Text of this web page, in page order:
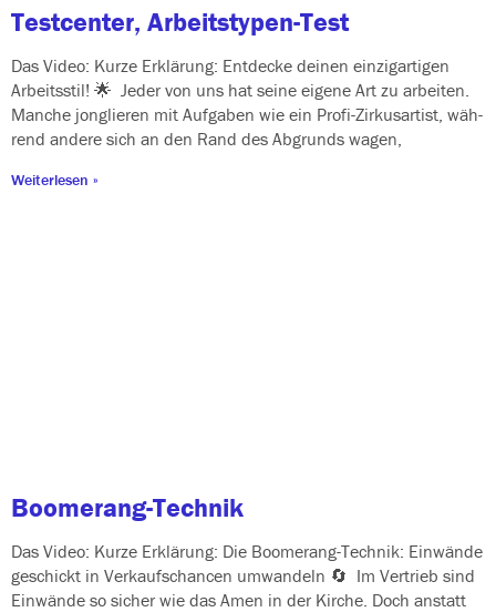
Testcenter, Arbeitstypen-Test
Das Video: Kurze Erklärung: Entdecke dei­nen ein­zig­ar­ti­gen
Arbeitsstil! 🌟 Jeder von uns hat sei­ne eige­ne Art zu arbei­ten.
Manche jon­glie­ren mit Aufgaben wie ein Profi-Zirkusartist, wäh­
rend ande­re sich an den Rand des Abgrunds wagen,
Weiterlesen »
Boomerang-Technik
Das Video: Kurze Erklärung: Die Boomerang-Technik: Einwände
geschickt in Verkaufschancen umwan­deln 🔄 Im Vertrieb sind
Einwände so sicher wie das Amen in der Kirche. Doch anstatt